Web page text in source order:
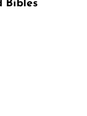
Bibles